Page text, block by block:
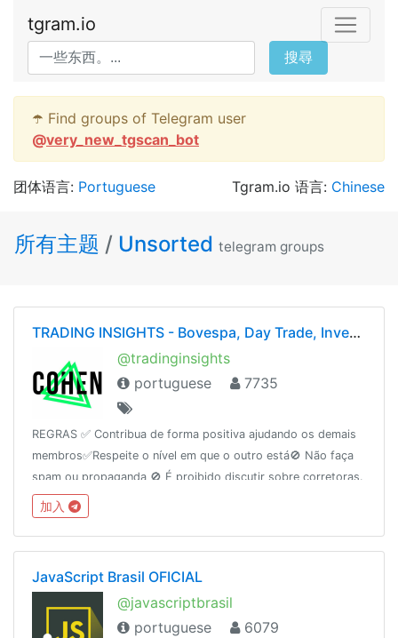
tgram.io
搜尋
☂️ Find groups of Telegram user
@very_new_tgscan_bot
团体语言: Portuguese Tgram.io 语言: Chinese
所有主题 / Unsorted telegram groups
TRADING INSIGHTS - Bovespa, Day Trade, Investimentos (Rodrigo Cohen)
@tradinginsights
portuguese
7735
REGRAS ✅ Contribua de forma positiva ajudando os demais
membros✅Respeite o nível em que o outro está🚫 Não faça
spam ou propaganda 🚫 É proibido discutir sobre corretoras.
O grupo não é suporte ou ouvidoria. Site:
http://rodrigocohen.com.br
加入
JavaScript Brasil OFICIAL
@javascriptbrasil
portuguese
6079